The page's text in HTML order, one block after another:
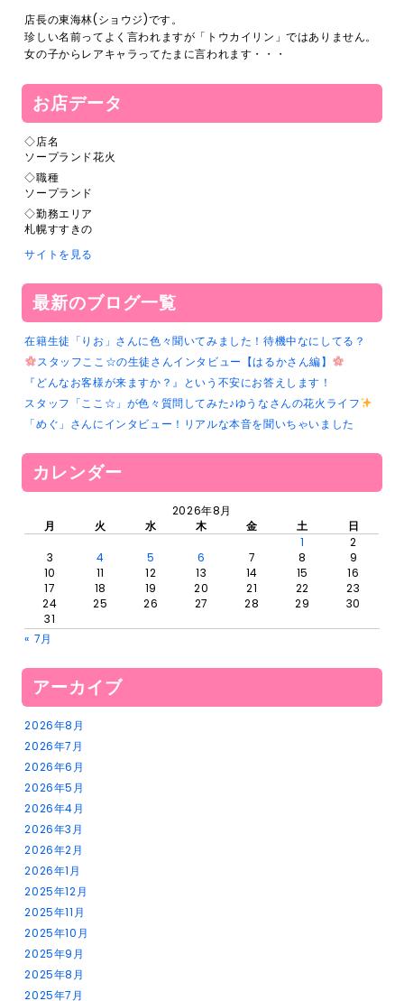
店長の東海林(ショウジ)です。
珍しい名前ってよく言われますが「トウカイリン」ではありません。
女の子からレアキャラってたまに言われます・・・
お店データ
◇店名
ソープランド花火
◇職種
ソープランド
◇勤務エリア
札幌すすきの
サイトを見る
最新のブログ一覧
在籍生徒「りお」さんに色々聞いてみました！待機中なにしてる？
スタッフここ☆の生徒さんインタビュー【はるかさん編】
『どんなお客様が来ますか？』という不安にお答えします！
スタッフ「ここ☆」が色々質問してみた♪ゆうなさんの花火ライフ
「めぐ」さんにインタビュー！リアルな本音を聞いちゃいました
カレンダー
2026年8月
月
火 水 木 金 土
日
1
2
3
4 5 6 7 8
9
10
11 12 13 14 15
16
17
18 19 20 21 22
23
24
25 26 27 28 29
30
31
« 7月
アーカイブ
2026年8月
2026年7月
2026年6月
2026年5月
2026年4月
2026年3月
2026年2月
2026年1月
2025年12月
2025年11月
2025年10月
2025年9月
2025年8月
2025年7月